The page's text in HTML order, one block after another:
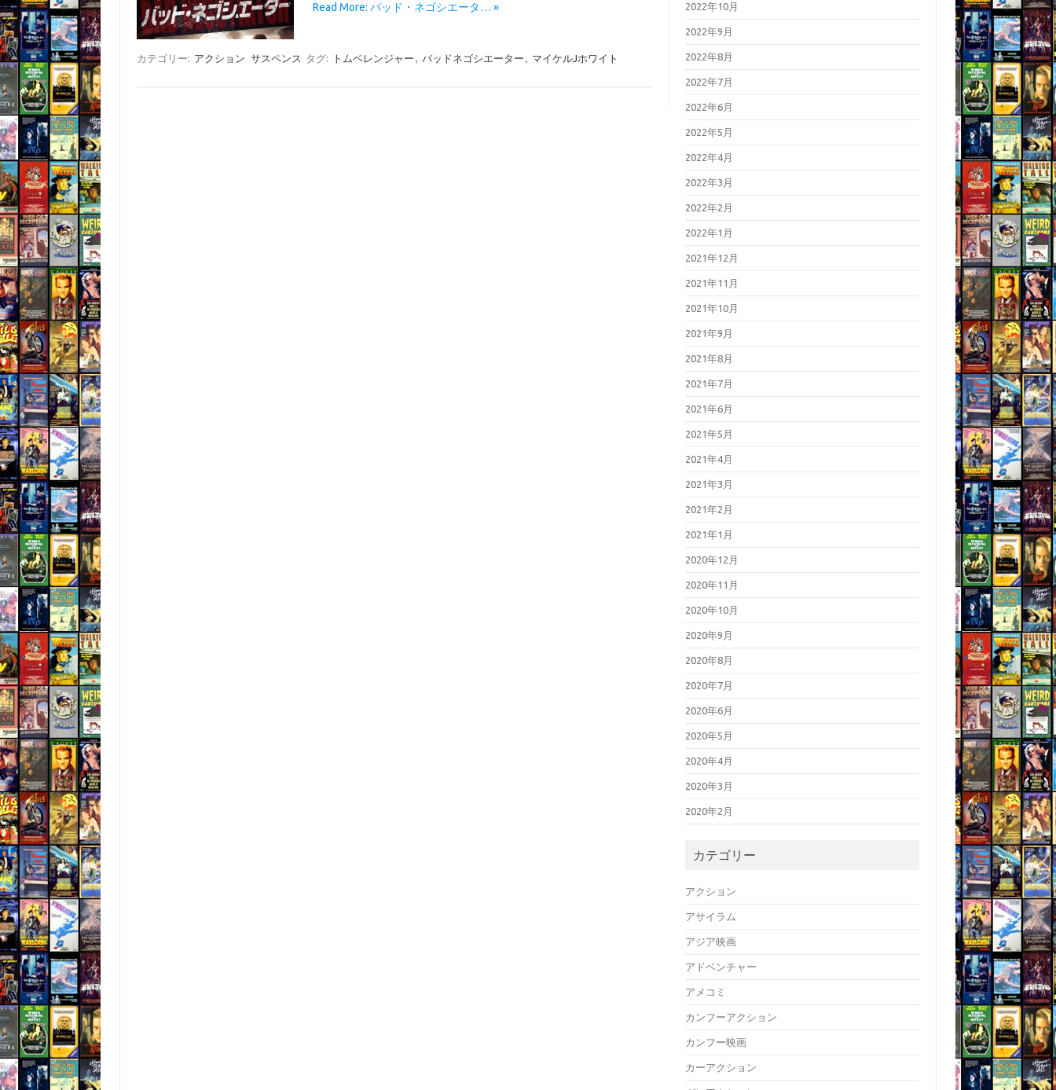
Read More: バッド・ネゴシエータ… »
カテゴリー: アクション サスペンス タグ: トムベレンジャー , バッドネゴシエーター , マイケルJホワイト
2022年10月
2022年9月
2022年8月
2022年7月
2022年6月
2022年5月
2022年4月
2022年3月
2022年2月
2022年1月
2021年12月
2021年11月
2021年10月
2021年9月
2021年8月
2021年7月
2021年6月
2021年5月
2021年4月
2021年3月
2021年2月
2021年1月
2020年12月
2020年11月
2020年10月
2020年9月
2020年8月
2020年7月
2020年6月
2020年5月
2020年4月
2020年3月
2020年2月
カテゴリー
アクション
アサイラム
アジア映画
アドベンチャー
アメコミ
カンフーアクション
カンフー映画
カーアクション